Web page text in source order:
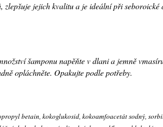
zlepšuje jejich kvalitu a je ideální při seboroické
šamponu napěňte v dlani a jemně
opláchněte. Opakujte podle potřeby.
betain, kokoglukosid, kokoamfoacetát sodný,